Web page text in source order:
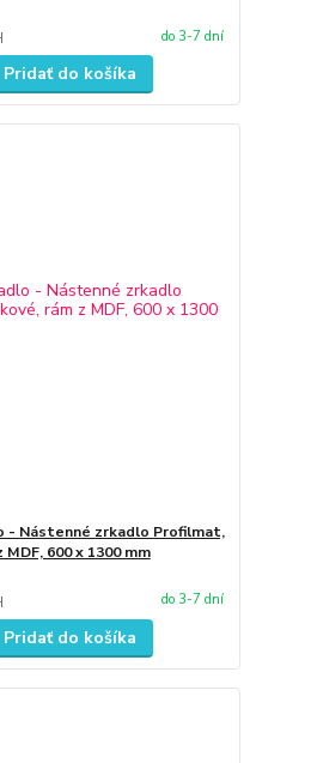
do 3-7 dní
Pridať do košíka
- Nástenné zrkadlo Profilmat,
600 x 1300 mm
do 3-7 dní
Pridať do košíka